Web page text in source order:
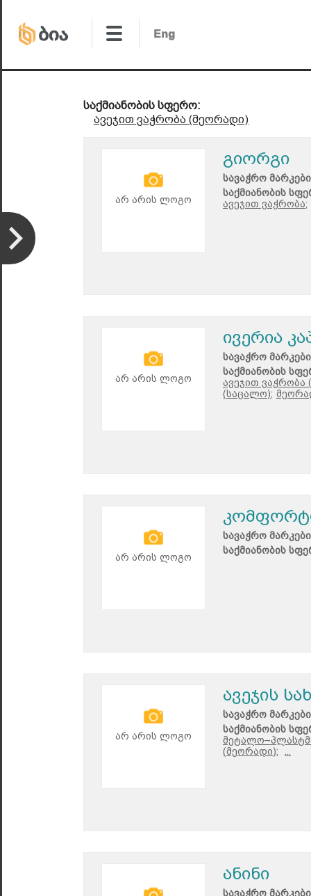
საქმიანობის სფერო:
ავეჯით ვაჭრობა (მეორადი)
არ არის ლოგო
გიორგი
სავაჭრო
საქმიანობის
ავეჯით ვაჭრობა;
არ არის ლოგო
ივერია
სავაჭრო
საქმიანობის
ავეჯით ვაჭრობა
(საცალო);
არ არის ლოგო
სავაჭრო
საქმიანობის
არ არის ლოგო
ავეჯის
სავაჭრო
საქმიანობის
(მეორადი);
ანინი
სავაჭრო